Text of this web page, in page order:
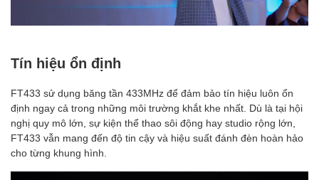
Tín hiệu ổn định
FT433 sử dụng băng tần 433MHz để đảm bảo tín hiệu luôn ổn
định ngay cả trong những môi trường khắt khe nhất. Dù là tại hội
nghị quy mô lớn, sự kiện thể thao sôi động hay studio rộng lớn,
FT433 vẫn mang đến độ tin cậy và hiệu suất đánh đèn hoàn hảo
cho từng khung hình.